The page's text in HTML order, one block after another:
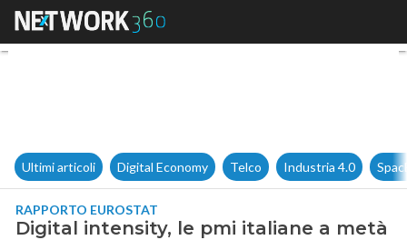
Digital intensity, le pmi
Ultimi articoli Digital Economy Telco Industria 4.0
RAPPORTO EUROSTAT
Digital intensity, le pmi italiane a metà